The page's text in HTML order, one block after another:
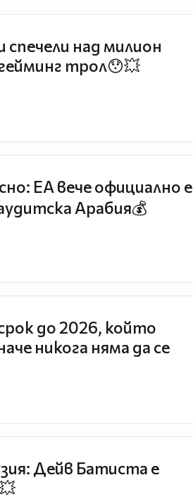
над милион
трол😯💥
EA вече официално е
Арабия💰
до 2026, който
никога няма да се
Дейв Батиста е